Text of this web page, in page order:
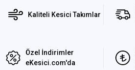
Kaliteli Kesici Takımlar
Özel İndirimler
eKesici.com'da